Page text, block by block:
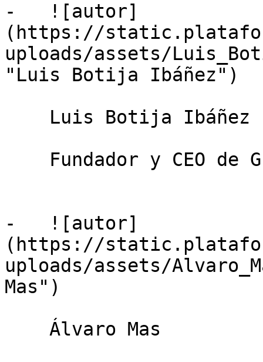
-   ![autor]
(https://
uploads/assets/
"Luis Botija Ibáñez")
-   ![autor]
(https://
uploads/assets/
Mas")